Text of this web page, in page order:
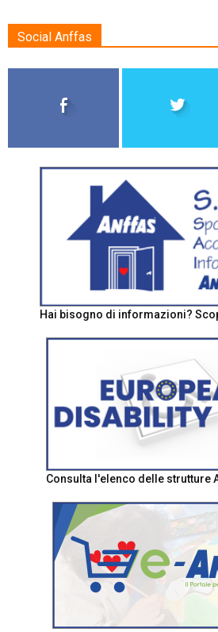
Social Anffas
Hai bisogno di informazioni?
Consulta l'elenco delle strutture